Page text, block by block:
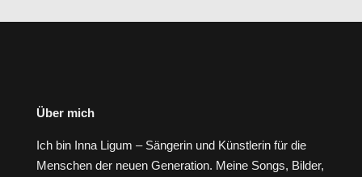
Über mich
Ich bin Inna Ligum – Sängerin und Künstlerin für die
Menschen der neuen Generation. Meine Songs, Bilder,